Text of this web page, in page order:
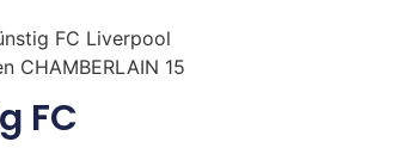
FC Liverpool
CHAMBERLAIN 15
FC